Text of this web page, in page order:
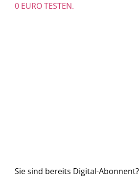
0 EURO TESTEN.
Sie sind bereits Digital-Abonnent?